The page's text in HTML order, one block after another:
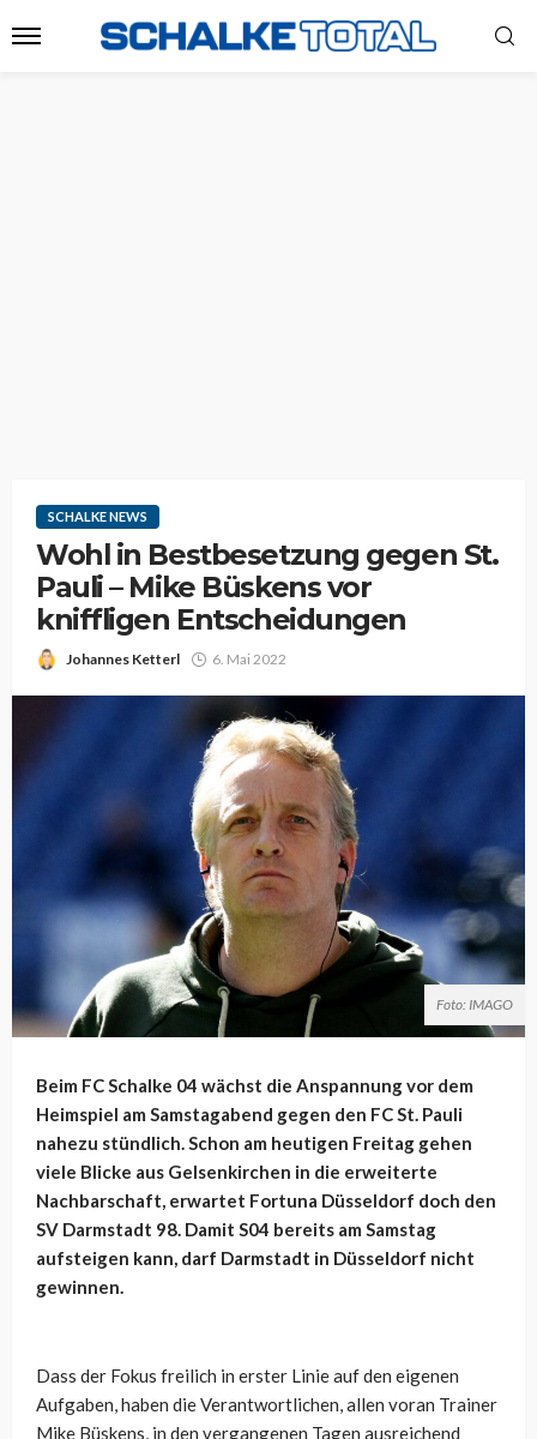
SCHALKE NEWS
Wohl in Bestbesetzung gegen St.
Pauli – Mike Büskens vor
kniffligen Entscheidungen
Johannes Ketterl 6. Mai 2022
Foto: IMAGO
Beim FC Schalke 04 wächst die Anspannung vor dem
Heimspiel am Samstagabend gegen den FC St. Pauli
nahezu stündlich. Schon am heutigen Freitag gehen
viele Blicke aus Gelsenkirchen in die erweiterte
Nachbarschaft, erwartet Fortuna Düsseldorf doch den
SV Darmstadt 98. Damit S04 bereits am Samstag
aufsteigen kann, darf Darmstadt in Düsseldorf nicht
gewinnen.
Dass der Fokus freilich in erster Linie auf den eigenen
Aufgaben, haben die Verantwortlichen, allen voran Trainer
Mike Büskens, in den vergangenen Tagen ausreichend